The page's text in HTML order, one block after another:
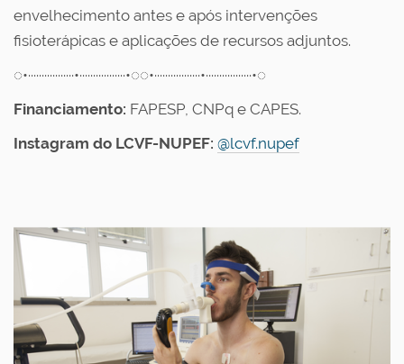
envelhecimento antes e após intervenções
fisioterápicas e aplicações de recursos adjuntos.
◌•·················•·················•◌◌•·················•·················•◌
Financiamento: FAPESP, CNPq e CAPES.
Instagram do LCVF-NUPEF: @lcvf.nupef